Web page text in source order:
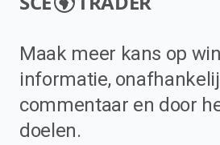
Maak meer kans op
informatie,
commentaar en door
doelen.